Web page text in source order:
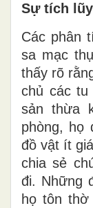
Sự tích
Các phân
sa mạc
thấy rõ
chủ các
sản thừa
phòng, họ
đồ vật ít
chia sẻ
đi. Những
họ tôn